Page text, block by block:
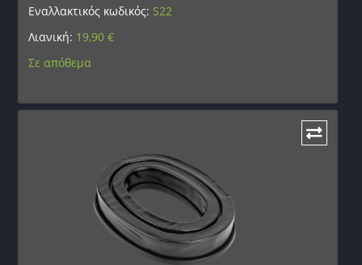
Εναλλακτικός κωδικός: S22
Λιανική: 19,90€
Σε απόθεμα